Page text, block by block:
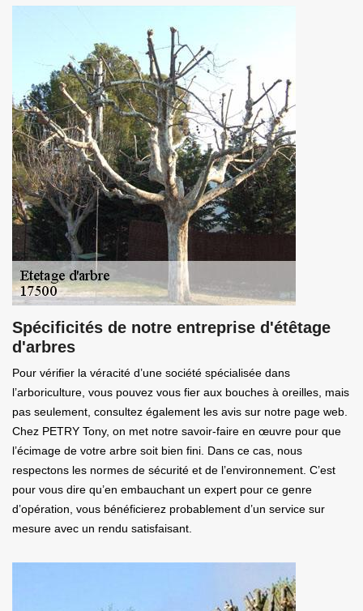
Spécificités de notre entreprise d'étêtage
d'arbres
Pour vérifier la véracité d’une société spécialisée dans
l’arboriculture, vous pouvez vous fier aux bouches à oreilles, mais
pas seulement, consultez également les avis sur notre page web.
Chez PETRY Tony, on met notre savoir-faire en œuvre pour que
l’écimage de votre arbre soit bien fini. Dans ce cas, nous
respectons les normes de sécurité et de l’environnement. C’est
pour vous dire qu’en embauchant un expert pour ce genre
d’opération, vous bénéficierez probablement d’un service sur
mesure avec un rendu satisfaisant.